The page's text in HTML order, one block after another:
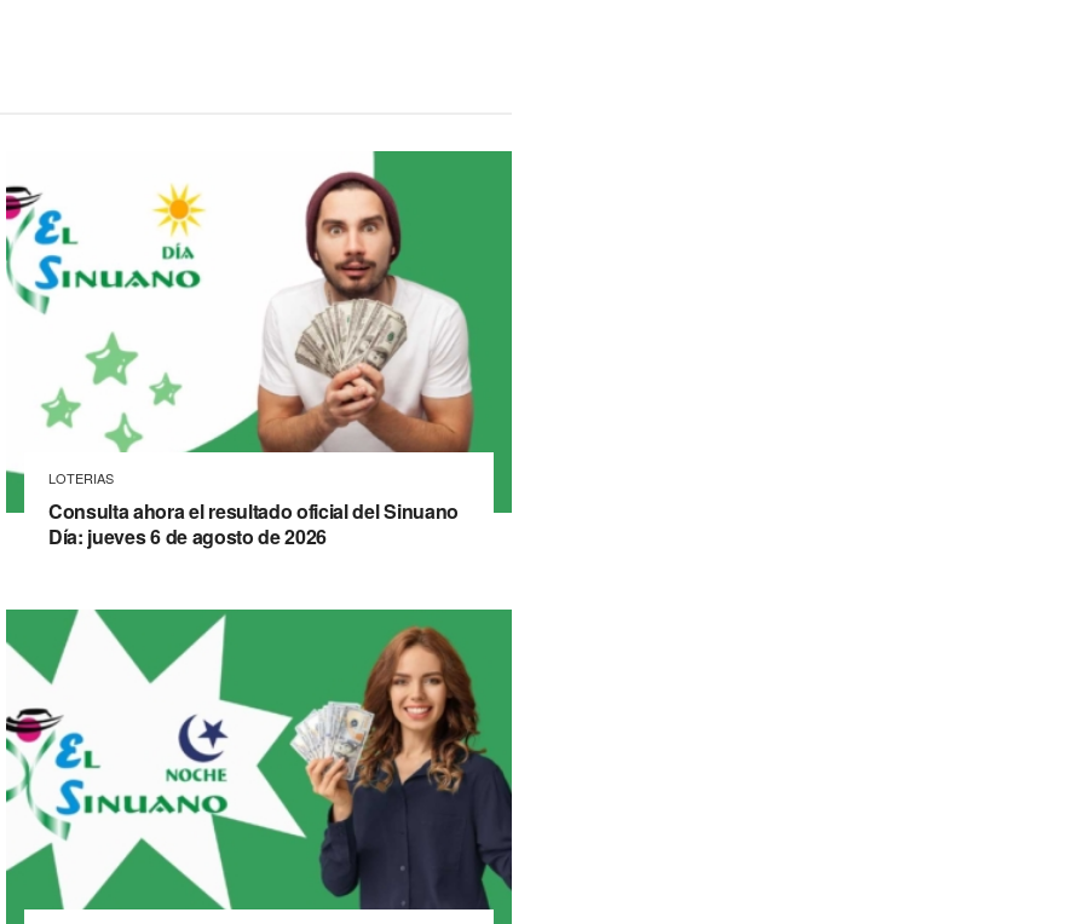
LOTERIAS
Consulta ahora el resultado oficial del Sinuano
Día: jueves 6 de agosto de 2026